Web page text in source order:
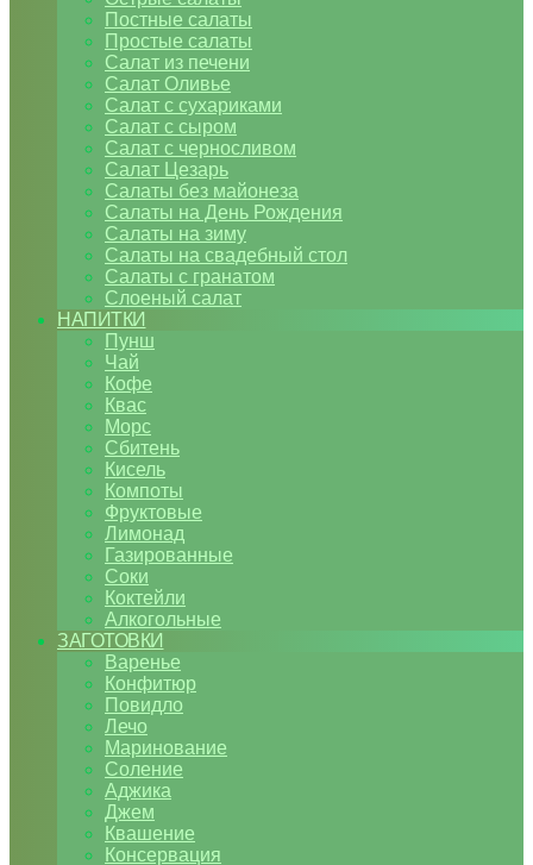
Постные салаты
Простые салаты
Салат из печени
Салат Оливье
Салат с сухариками
Салат с сыром
Салат с черносливом
Салат Цезарь
Салаты без майонеза
Салаты на День Рождения
Салаты на зиму
Салаты на свадебный стол
Салаты с гранатом
Слоеный салат
НАПИТКИ
Пунш
Чай
Кофе
Квас
Морс
Сбитень
Кисель
Компоты
Фруктовые
Лимонад
Газированные
Соки
Коктейли
Алкогольные
ЗАГОТОВКИ
Варенье
Конфитюр
Повидло
Лечо
Маринование
Соление
Аджика
Джем
Квашение
Консервация